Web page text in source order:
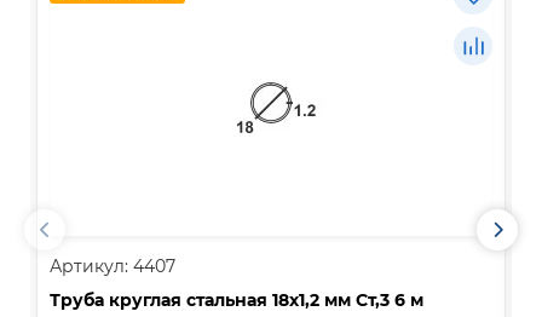
Артикул: 4407
Труба круглая стальная 18х1,2 мм Ст,3 6 м